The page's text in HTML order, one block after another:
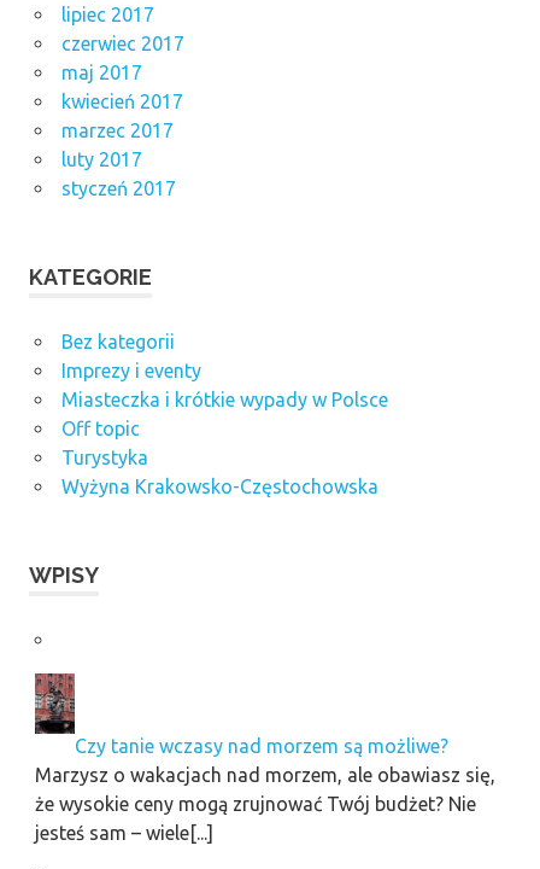
lipiec 2017
czerwiec 2017
maj 2017
kwiecień 2017
marzec 2017
luty 2017
styczeń 2017
KATEGORIE
Bez kategorii
Imprezy i eventy
Miasteczka i krótkie wypady w Polsce
Off topic
Turystyka
Wyżyna Krakowsko-Częstochowska
WPISY
Czy tanie wczasy nad morzem są możliwe?
Marzysz o wakacjach nad morzem, ale obawiasz się,
że wysokie ceny mogą zrujnować Twój budżet? Nie
jesteś sam – wiele[...]